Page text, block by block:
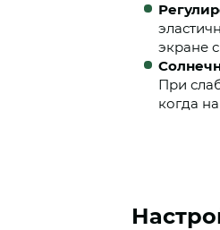
экране
При
когда